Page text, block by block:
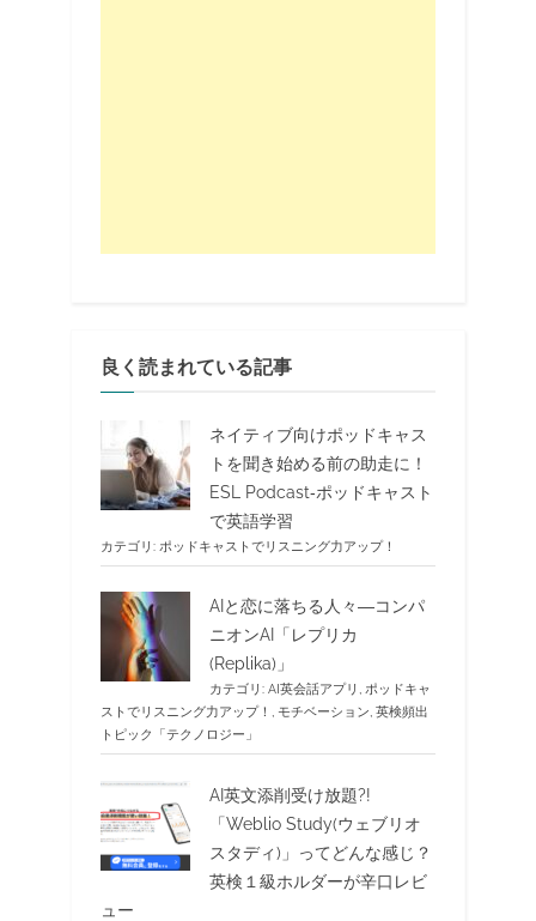
良く読まれている記事
ネイティブ向けポッドキャス
トを聞き始める前の助走に！
ESL Podcast‐ポッドキャスト
で英語学習
カテゴリ: ポッドキャストでリスニング力アップ！
AIと恋に落ちる人々―コンパ
ニオンAI「レプリカ
(Replika)」
カテゴリ: AI英会話アプリ , ポッドキャ
ストでリスニング力アップ！ , モチベーション, 英検頻出
トピック「テクノロジー」
AI英文添削受け放題?!
「Weblio Study(ウェブリオ
スタディ)」ってどんな感じ？
英検１級ホルダーが辛口レビ
ュー